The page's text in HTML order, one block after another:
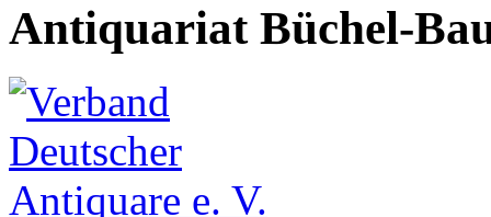
Antiquariat Büchel-